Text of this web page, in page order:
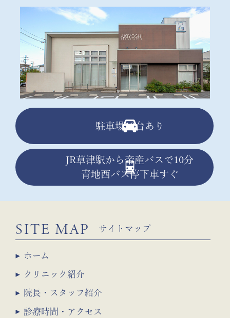
駐車場13台あり
JR草津駅から帝産バスで10分
青地西バス停下車すぐ
SITE MAP サイトマップ
ホーム
クリニック紹介
院長・スタッフ紹介
診療時間・アクセス